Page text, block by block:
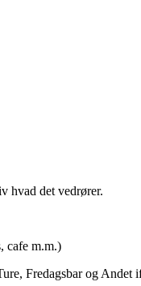
hvad det vedrører.
cafe m.m.)
Fredagsbar og Andet